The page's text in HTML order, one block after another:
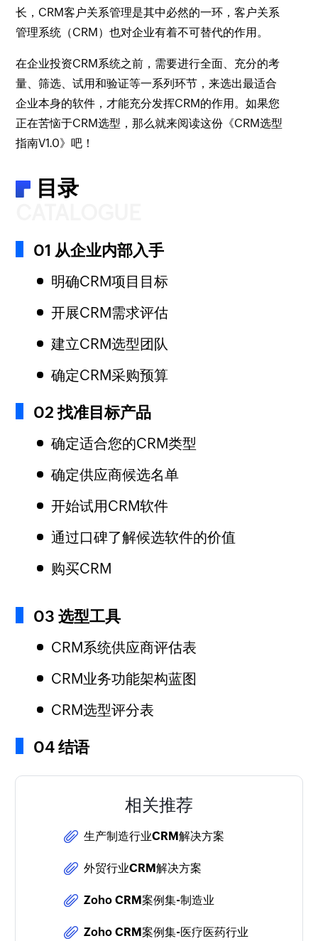
长，CRM客户关系管理是其中必然的一环，客户关系
管理系统（CRM）也对企业有着不可替代的作用。
在企业投资CRM系统之前，需要进行全面、充分的考
量、筛选、试用和验证等一系列环节，来选出最适合
企业本身的软件，才能充分发挥CRM的作用。如果您
正在苦恼于CRM选型，那么就来阅读这份《CRM选型
指南V1.0》吧！
目录
01 从企业内部入手
明确CRM项目目标
开展CRM需求评估
建立CRM选型团队
确定CRM采购预算
02 找准目标产品
确定适合您的CRM类型
确定供应商候选名单
开始试用CRM软件
通过口碑了解候选软件的价值
购买CRM
03 选型工具
CRM系统供应商评估表
CRM业务功能架构蓝图
CRM选型评分表
04 结语
相关推荐
生产制造行业CRM解决方案
外贸行业CRM解决方案
Zoho CRM案例集-制造业
Zoho CRM案例集-医疗医药行业